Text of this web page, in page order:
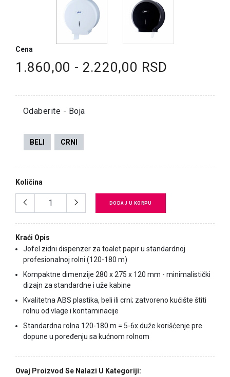
Cena
1.860,00 - 2.220,00 RSD
Odaberite - Boja
BELI CRNI
Količina
DODAJ U KORPU
Kraći Opis
Jofel zidni dispenzer za toalet papir u standardnoj
profesionalnoj rolni (120-180 m)
Kompaktne dimenzije 280 x 275 x 120 mm - minimalistički
dizajn za standardne i uže kabine
Kvalitetna ABS plastika, beli ili crni; zatvoreno kućište štiti
rolnu od vlage i kontaminacije
Standardna rolna 120-180 m = 5-6x duže korišćenje pre
dopune u poređenju sa kućnom rolnom
Ovaj Proizvod Se Nalazi U Kategoriji: